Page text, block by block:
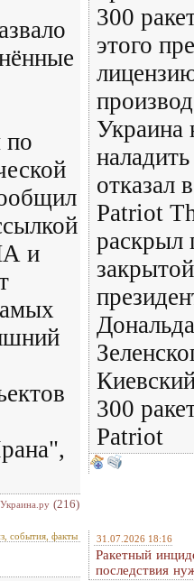
по
и
Украина.ру (216)
300
этого
Украина
отказал
Patriot
раскрыл
300
Patriot
события, факты 31.07.2026 18:16
Ракетный
последствия